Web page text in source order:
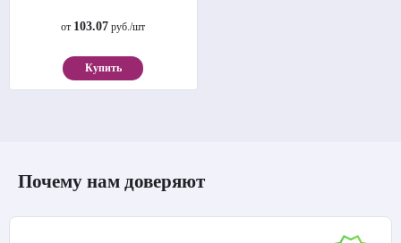
от 103.07 руб./шт
Купить
Почему нам доверяют